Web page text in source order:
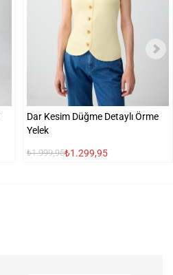
Dar Kesim Düğme Detaylı Örme
Yelek
₺1.999,95₺1.299,95